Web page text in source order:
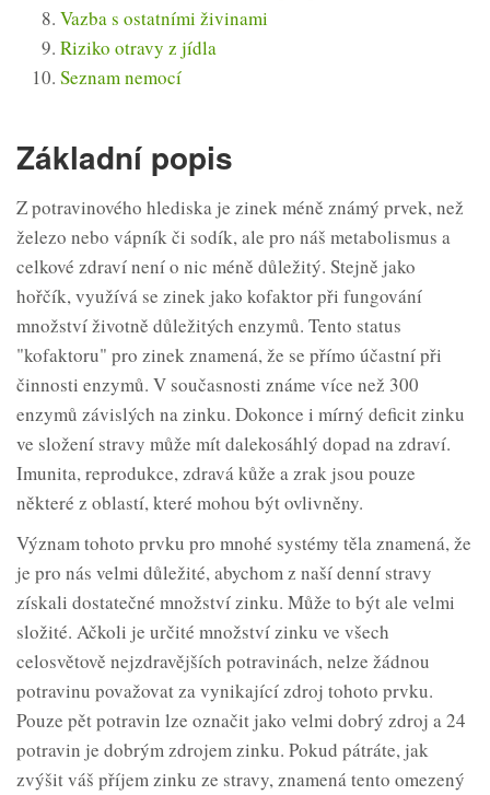
Vazba s ostatními živinami
Riziko otravy z jídla
Seznam nemocí
Základní popis
Z potravinového hlediska je zinek méně známý prvek, než
železo nebo vápník či sodík, ale pro náš metabolismus a
celkové zdraví není o nic méně důležitý. Stejně jako
hořčík, využívá se zinek jako kofaktor při fungování
množství životně důležitých enzymů. Tento status
"kofaktoru" pro zinek znamená, že se přímo účastní při
činnosti enzymů. V současnosti známe více než 300
enzymů závislých na zinku. Dokonce i mírný deficit zinku
ve složení stravy může mít dalekosáhlý dopad na zdraví.
Imunita, reprodukce, zdravá kůže a zrak jsou pouze
některé z oblastí, které mohou být ovlivněny.
Význam tohoto prvku pro mnohé systémy těla znamená, že
je pro nás velmi důležité, abychom z naší denní stravy
získali dostatečné množství zinku. Může to být ale velmi
složité. Ačkoli je určité množství zinku ve všech
celosvětově nejzdravějších potravinách, nelze žádnou
potravinu považovat za vynikající zdroj tohoto prvku.
Pouze pět potravin lze označit jako velmi dobrý zdroj a 24
potravin je dobrým zdrojem zinku. Pokud pátráte, jak
zvýšit váš příjem zinku ze stravy, znamená tento omezený